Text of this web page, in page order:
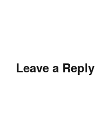
Leave a Reply